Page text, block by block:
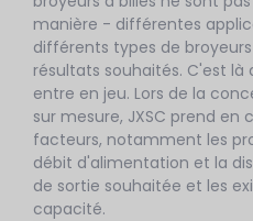
manière - différentes
différents types de
résultats souhaités. C'est là
entre en jeu. Lors de la
sur mesure, JXSC prend
facteurs, notamment les
débit d'alimentation et la
de sortie souhaitée et les
capacité.